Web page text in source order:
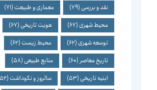
نقد و بررسی (79) معماری و طبیعت (71)
محیط شهری (67) هویت تاریخی (67)
توسعه شهری (62) محیط زیست (62)
تاریخ معاصر (60) منابع طبیعی (58)
ابنیه تاریخی (53) سالروز و نکوداشت (52)